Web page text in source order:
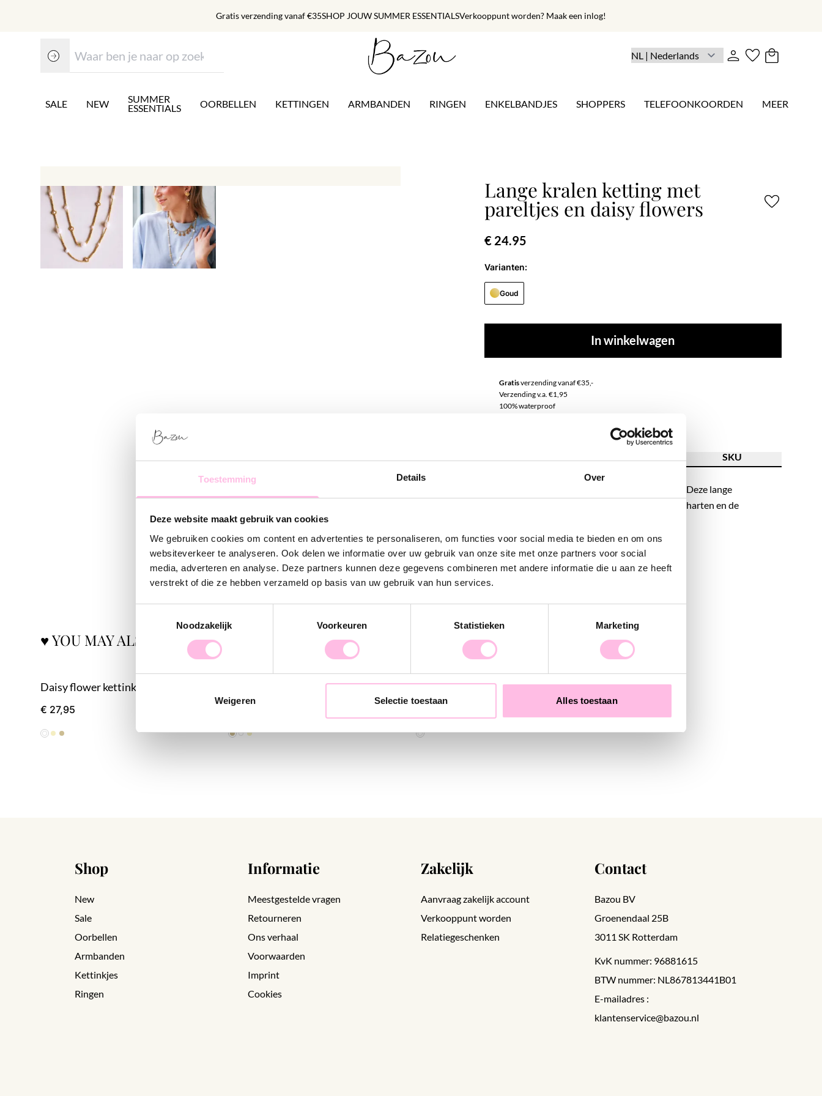
Toestemming Details Over
Deze website maakt gebruik van cookies
We gebruiken cookies om content en advertenties te personaliseren, om functies voor social media te bieden en om ons
websiteverkeer te analyseren. Ook delen we informatie over uw gebruik van onze site met onze partners voor social
media, adverteren en analyse. Deze partners kunnen deze gegevens combineren met andere informatie die u aan ze heeft
verstrekt of die ze hebben verzameld op basis van uw gebruik van hun services.
Noodzakelijk
Voorkeuren Statistieken Marketing
Weigeren Selectie toestaan Alles toestaan
Gratis verzending vanaf €35SHOP JOUW SUMMER ESSENTIALSVerkooppunt worden? Maak een inlog!
SALE NEW SUMMER
ESSENTIALS OORBELLEN KETTINGEN ARMBANDEN RINGEN ENKELBANDJES SHOPPERS TELEFOONKOORDEN MEER
Lange kralen ketting met
pareltjes en daisy flowers
€ 24.95
Varianten:
Goud
In winkelwagen
Gratisverzending vanaf €35,-
Verzending v.a. €1,95
100% waterproof
SKU
Ben jij klaar om de leukste neckparty te creëren? Deze lange
ketting kan daarin natuurlijk niet ontbreken! De harten en de
♥ YOU MAY ALSO LOVE...
Daisy flower kettinkje - wit/geel
€ 27,95
Daisy flower kettinkje – Mix nude
€ 27,95
Kralen armbandje met pareltjes en daisy flowers
Shop
New
Sale
Oorbellen
Armbanden
Kettinkjes
Ringen
Informatie
Meestgestelde vragen
Retourneren
Ons verhaal
Voorwaarden
Imprint
Cookies
Zakelijk
Aanvraag zakelijk account
Verkooppunt worden
Relatiegeschenken
Contact
Bazou BV
Groenendaal 25B
3011 SK Rotterdam
KvK nummer: 96881615
BTW nummer: NL867813441B01
E-mailadres :
klantenservice@bazou.nl